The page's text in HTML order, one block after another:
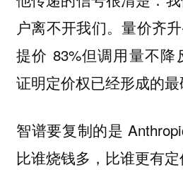
户离不开我们。量价齐
提价 83%但调用量不
证明定价权已经形成的最
智谱要复制的是
比谁烧钱多，比谁更有定